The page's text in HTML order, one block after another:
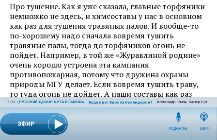
ЭФИР
17:03 | РУССКИЙ ДОЗОР БУТА И ГАМОВА Куда идет Европа без лидеров? Александр Гамов, Виктор Бут
ПОДКАСТЫ ЭФИР
Про тушение. Как я уже сказала, главные торфяники
немножко не здесь, и химсоставы у нас в основном
как раз для тушения травяных палов. И вообще-то
по-хорошему надо сначала вовремя тушить
травяные палы, тогда до торфяников огонь не
пойдет. Например, в той же «Журавлиной родине»
очень хорошо устроена эта кампания
противопожарная, потому что дружина охраны
природы МГУ делает. Если вовремя тушить траву,
то туда огонь не дойдет. А наши составы как раз
для того, чтобы тушить траву, потому что по-
хорошему, когда уже торф горит, он капсулируется,
грубо говоря, типа асфальта такие капсулы
образуются, сквозь которые уже практически ничем